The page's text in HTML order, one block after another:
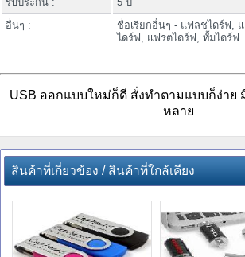
อื่นๆ :
ชื่อเรียกอื่นๆ - แฟลชไดร์ฟ,
ไดร์ฟ, แฟรตไดร์ฟ, ทั้มไดร์ฟ.
USB ออกแบบใหม่ก็ดี สั่งทำตามแบบก็ง่าย
หลาย
สินค้าที่เกี่ยวข้อง / สินค้าที่ใกล้เคียง